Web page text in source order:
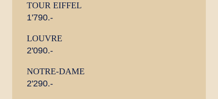
TOUR EIFFEL
1'790.-
LOUVRE
2'090.-
NOTRE-DAME
2'290.-